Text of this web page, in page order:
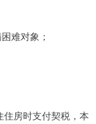
难对象；
住房时支付契税，本